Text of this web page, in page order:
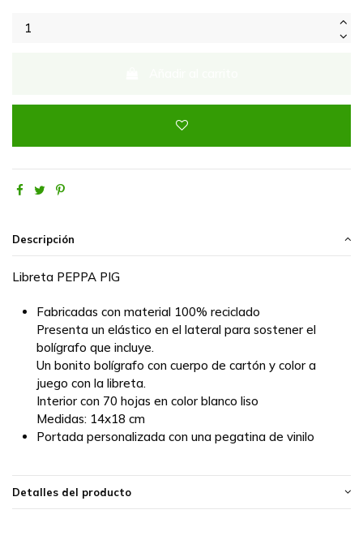
Descripción
Libreta PEPPA PIG
Fabricadas con material 100% reciclado
Presenta un elástico en el lateral para sostener el
bolígrafo que incluye.
Un bonito bolígrafo con cuerpo de cartón y color a
juego con la libreta.
Interior con 70 hojas en color blanco liso
Medidas: 14x18 cm
Portada personalizada con una pegatina de vinilo
Detalles del producto